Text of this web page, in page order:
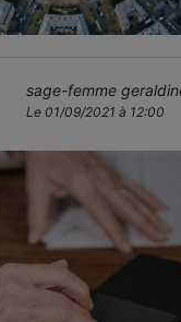
sage-femme
Le 01/09/2021 à 12:00